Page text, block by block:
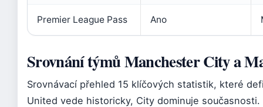
Premier League Pass Ano
Srovnání týmů Manchester City a
Srovnávací přehled 15 klíčových statistik, které
United vede historicky, City dominuje současnosti.